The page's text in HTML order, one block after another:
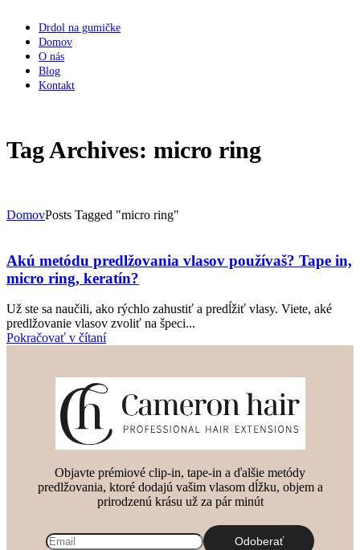
Drdol na gumičke
Domov
O nás
Blog
Kontakt
Tag Archives: micro ring
DomovPosts Tagged "micro ring"
Akú metódu predlžovania vlasov používaš? Tape in,
micro ring, keratín?
Už ste sa naučili, ako rýchlo zahustiť a predĺžiť vlasy. Viete, aké
predlžovanie vlasov zvoliť na špeci...
Pokračovať v čítaní
Objavte prémiové clip-in, tape-in a ďalšie metódy
predlžovania, ktoré dodajú vašim vlasom dĺžku, objem a
prirodzenú krásu už za pár minút